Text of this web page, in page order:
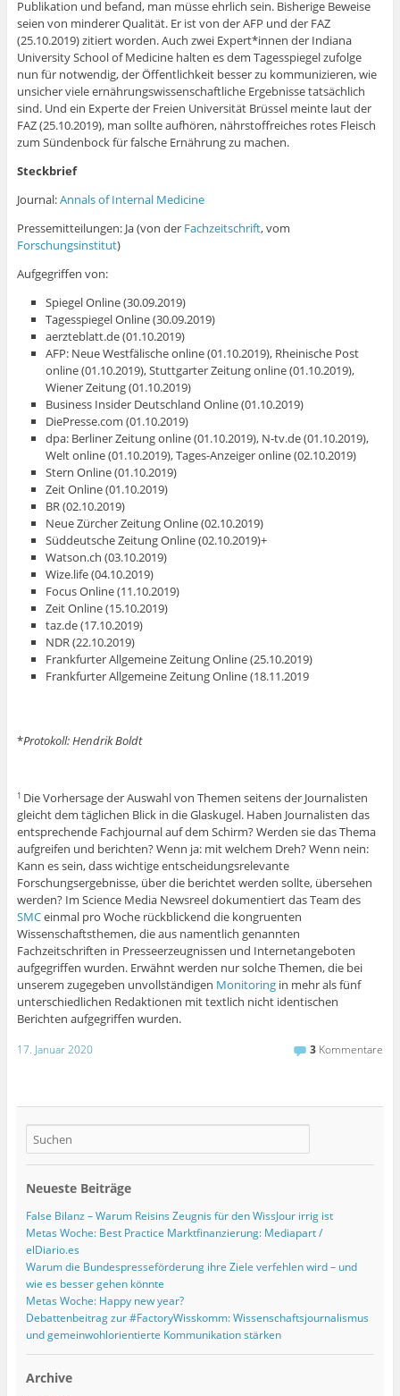
Publikation und befand, man müsse ehrlich sein. Bisherige Beweise
seien von minderer Qualität. Er ist von der AFP und der FAZ
(25.10.2019) zitiert worden. Auch zwei Expert*innen der Indiana
University School of Medicine halten es dem Tagesspiegel zufolge
nun für notwendig, der Öffentlichkeit besser zu kommunizieren, wie
unsicher viele ernährungswissenschaftliche Ergebnisse tatsächlich
sind. Und ein Experte der Freien Universität Brüssel meinte laut der
FAZ (25.10.2019), man sollte aufhören, nährstoffreiches rotes Fleisch
zum Sündenbock für falsche Ernährung zu machen.
Steckbrief
Journal:Annals of Internal Medicine
Pressemitteilungen: Ja (von der Fachzeitschrift, vom
Forschungsinstitut)
Aufgegriffen von:
Spiegel Online (30.09.2019)
Tagesspiegel Online (30.09.2019)
aerzteblatt.de (01.10.2019)
AFP: Neue Westfälische online (01.10.2019), Rheinische Post
online (01.10.2019), Stuttgarter Zeitung online (01.10.2019),
Wiener Zeitung (01.10.2019)
Business Insider Deutschland Online (01.10.2019)
DiePresse.com (01.10.2019)
dpa: Berliner Zeitung online (01.10.2019), N-tv.de (01.10.2019),
Welt online (01.10.2019), Tages-Anzeiger online (02.10.2019)
Stern Online (01.10.2019)
Zeit Online (01.10.2019)
BR (02.10.2019)
Neue Zürcher Zeitung Online (02.10.2019)
Süddeutsche Zeitung Online (02.10.2019)+
Watson.ch (03.10.2019)
Wize.life (04.10.2019)
Focus Online (11.10.2019)
Zeit Online (15.10.2019)
taz.de (17.10.2019)
NDR (22.10.2019)
Frankfurter Allgemeine Zeitung Online (25.10.2019)
Frankfurter Allgemeine Zeitung Online (18.11.2019
*Protokoll: Hendrik Boldt
1 Die Vorhersage der Auswahl von Themen seitens der Journalisten
gleicht dem täglichen Blick in die Glaskugel. Haben Journalisten das
entsprechende Fachjournal auf dem Schirm? Werden sie das Thema
aufgreifen und berichten? Wenn ja: mit welchem Dreh? Wenn nein:
Kann es sein, dass wichtige entscheidungsrelevante
Forschungsergebnisse, über die berichtet werden sollte, übersehen
werden? Im Science Media Newsreel dokumentiert das Team des
SMCeinmal pro Woche rückblickend die kongruenten
Wissenschaftsthemen, die aus namentlich genannten
Fachzeitschriften in Presseerzeugnissen und Internetangeboten
aufgegriffen wurden. Erwähnt werden nur solche Themen, die bei
unserem zugegeben unvollständigen Monitoringin mehr als fünf
unterschiedlichen Redaktionen mit textlich nicht identischen
Berichten aufgegriffen wurden.
17. Januar 2020 3 Kommentare
Neueste Beiträge
False Bilanz – Warum Reisins Zeugnis für den WissJour irrig ist
Metas Woche: Best Practice Marktfinanzierung: Mediapart /
elDiario.es
Warum die Bundespresseförderung ihre Ziele verfehlen wird – und
wie es besser gehen könnte
Metas Woche: Happy new year?
Debattenbeitrag zur #FactoryWisskomm: Wissenschaftsjournalismus
und gemeinwohlorientierte Kommunikation stärken
Archive